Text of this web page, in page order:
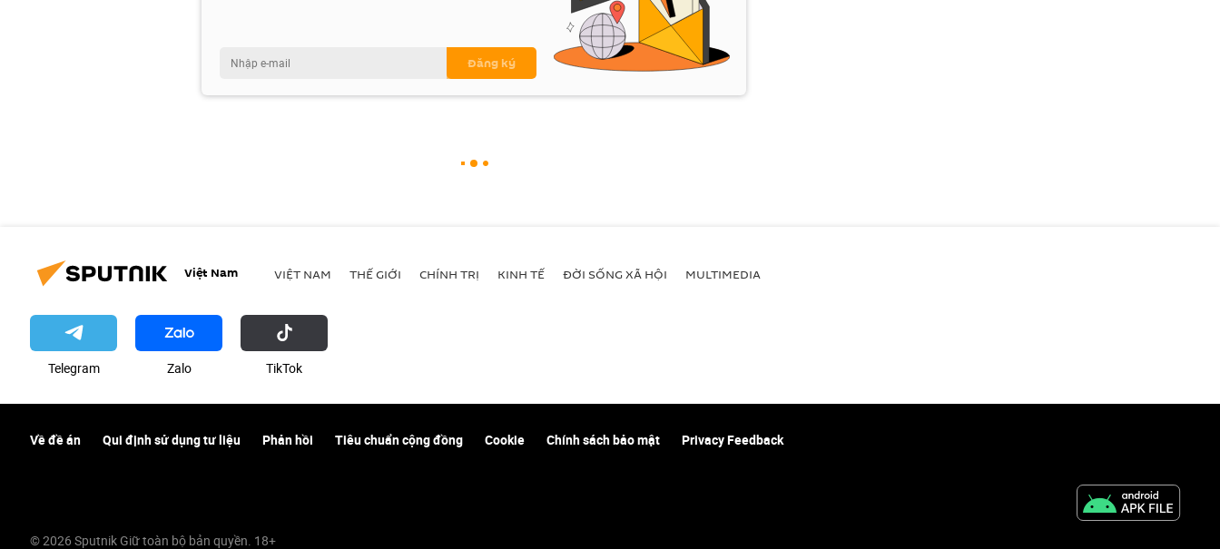
Việt Nam VIỆT NAM THẾ GIỚI CHÍNH TRỊ KINH TẾ ĐỜI SỐNG XÃ HỘI MULTIMEDIA
Telegram Zalo ТikТоk
Về đề án Qui định sử dụng tư liệu Phản hồi Tiêu chuẩn cộng đồng Cookie Chính sách bảo mật Privacy Feedback
© 2026 Sputnik Giữ toàn bộ bản quyền. 18+